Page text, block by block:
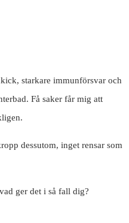
starkare immunförsvar och
Få saker får mig att
dessutom, inget rensar som
ger det i så fall dig?